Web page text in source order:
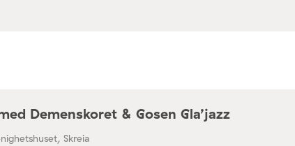
Demenskoret & Gosen Gla’jazz
Skreia